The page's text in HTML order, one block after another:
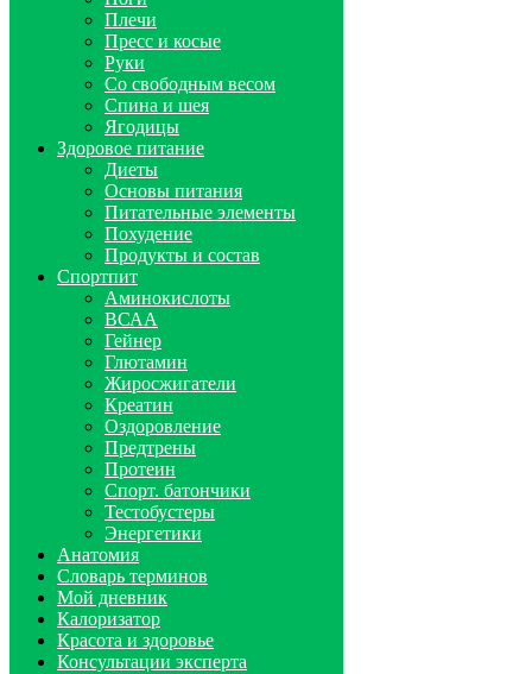
Плечи
Пресс и косые
Руки
Со свободным весом
Спина и шея
Ягодицы
Здоровое питание
Диеты
Основы питания
Питательные элементы
Похудение
Продукты и состав
Спортпит
Аминокислоты
ВСАА
Гейнер
Глютамин
Жиросжигатели
Креатин
Оздоровление
Предтрены
Протеин
Спорт. батончики
Тестобустеры
Энергетики
Анатомия
Словарь терминов
Мой дневник
Калоризатор
Красота и здоровье
Консультации эксперта